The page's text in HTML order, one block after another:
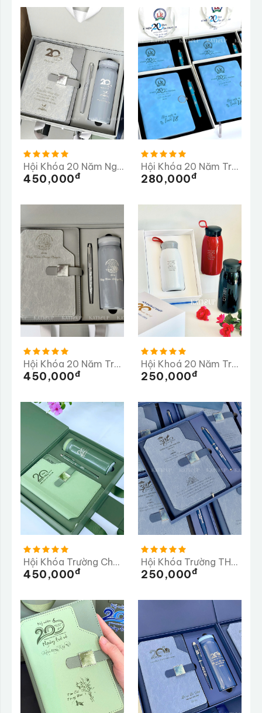
Hội Khóa 20 Năm Ngày Trở Về Trường THCS Vân Côn
450,000Đ
Hội Khóa 20 Năm Trường THPT Chuyên Lê Khiết
280,000Đ
Hội Khóa 20 Năm Trường THPT Huỳnh Thúc Kháng
450,000Đ
Hội Khoá 20 Năm Trường THPT Lê Khiết
250,000Đ
Hội Khóa Trường Chu Văn An 20 Năm Ngày Trở Về
450,000Đ
Hội Khóa Trường THCS Tần Quang Khải 20 Năm Trở Về Trường
250,000Đ